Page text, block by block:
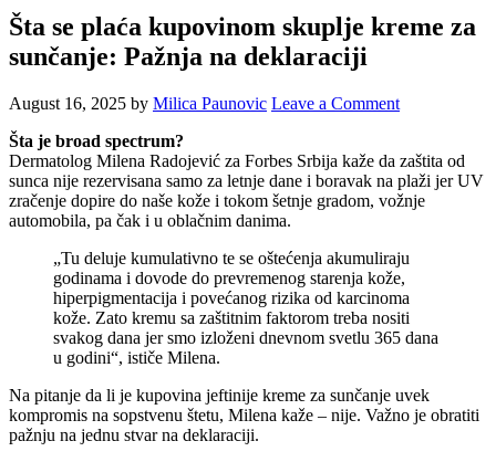
Šta se plaća kupovinom skuplje kreme za
sunčanje: Pažnja na deklaraciji
August 16, 2025 by Milica Paunovic Leave a Comment
Šta je broad spectrum?
Dermatolog Milena Radojević za Forbes Srbija kaže da zaštita od
sunca nije rezervisana samo za letnje dane i boravak na plaži jer UV
zračenje dopire do naše kože i tokom šetnje gradom, vožnje
automobila, pa čak i u oblačnim danima.
„Tu deluje kumulativno te se oštećenja akumuliraju
godinama i dovode do prevremenog starenja kože,
hiperpigmentacija i povećanog rizika od karcinoma
kože. Zato kremu sa zaštitnim faktorom treba nositi
svakog dana jer smo izloženi dnevnom svetlu 365 dana
u godini“, ističe Milena.
Na pitanje da li je kupovina jeftinije kreme za sunčanje uvek
kompromis na sopstvenu štetu, Milena kaže – nije. Važno je obratiti
pažnju na jednu stvar na deklaraciji.